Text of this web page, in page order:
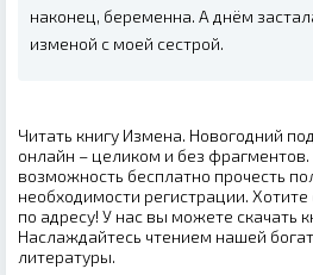
наконец, беременна. А днём
изменой с моей сестрой.
Читать книгу Измена. Новогодний
онлайн – целиком и без
возможность бесплатно прочесть
необходимости регистрации. Хотите
по адресу! У нас вы можете скачать
Наслаждайтесь чтением нашей
литературы.